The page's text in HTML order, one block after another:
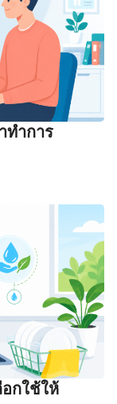
ทําการ
กใช้ให้